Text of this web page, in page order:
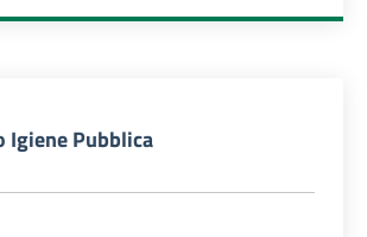
Igiene Pubblica